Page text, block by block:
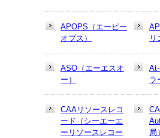
APOPS（エーピー
オプス）
リ
ASO（エーエスオ
ー）
ラ
CAAリソースレコ
ード（シーエーエ
ーリソースレコー
局